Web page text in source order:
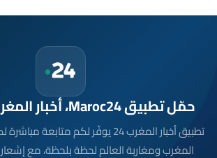
حمّل تطبيق Maroc24، أخبار المغرب تصلك أولاً
تطبيق أخبار المغرب 24 يوفّر لكم
المغرب ومغاربة العالم لحظة بلحظة، مع